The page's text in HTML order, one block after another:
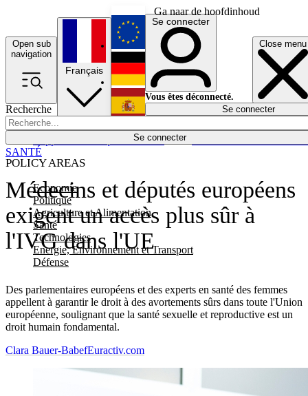
Ga naar de hoofdinhoud
Open sub
navigation
Close menu
Recherche
Se connecter
POLICY AREAS
Economie
Politique
Agriculture et Alimentation
Santé
Technologies
Energie, Environnement et Transport
Défense
Économie
Français
English
Deutsch
Español
Se connecter
Vous êtes déconnecté.
Se connecter
Médecins et députés européens
exigent un accès plus sûr à
l'IVG dans l'UE
Des parlementaires européens et des experts en santé des femmes
appellent à garantir le droit à des avortements sûrs dans toute l'Union
européenne, soulignant que la santé sexuelle et reproductive est un
droit humain fondamental.
SANTÉ
Clara Bauer-BabefEuractiv.com